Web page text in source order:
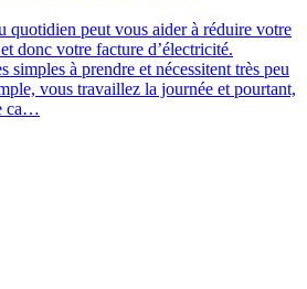
quotidien peut vous aider à réduire votre
donc votre facture d’électricité.
simples à prendre et nécessitent très peu
vous travaillez la journée et pourtant,
ca…